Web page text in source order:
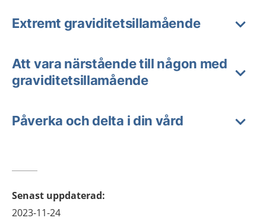
Extremt graviditetsillamående
Att vara närstående till någon med
graviditetsillamående
Påverka och delta i din vård
Senast uppdaterad:
2023-11-24